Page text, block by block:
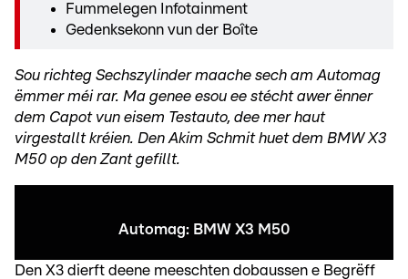
Fummelegen Infotainment
Gedenksekonn vun der Boîte
Sou richteg Sechszylinder maache sech am Automag
ëmmer méi rar. Ma genee esou ee stécht awer ënner
dem Capot vun eisem Testauto, dee mer haut
virgestallt kréien. Den Akim Schmit huet dem BMW X3
M50 op den Zant gefillt.
Automag: BMW X3 M50
Den X3 dierft deene meeschten dobaussen e Begrëff